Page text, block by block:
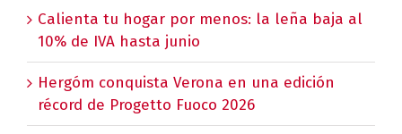
Calienta tu hogar por menos: la leña baja al
10% de IVA hasta junio
Hergóm conquista Verona en una edición
récord de Progetto Fuoco 2026